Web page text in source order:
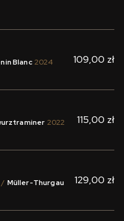
Blanc 2024
109,00 zł
2022
115,00 zł
/ Müller-Thurgau
129,00 zł